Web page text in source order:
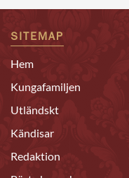
SITEMAP
Hem
Kungafamiljen
Utländskt
Kändisar
Redaktion